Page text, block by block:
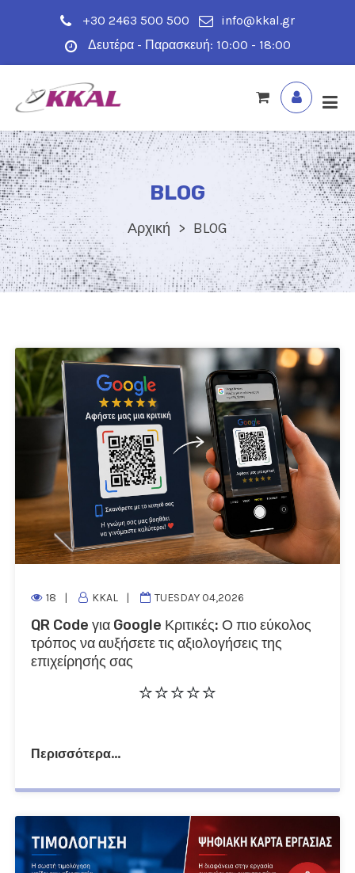
+30 2463 500 500
info@kkal.gr
Δευτέρα - Παρασκευή: 10:00 - 18:00
BLOG
Αρχική BLOG
18 KKAL TUESDAY 04,2026
QR Code για Google Κριτικές: Ο πιο εύκολος
τρόπος να αυξήσετε τις αξιολογήσεις της
επιχείρησής σας
⭐⭐⭐⭐⭐
Περισσότερα...